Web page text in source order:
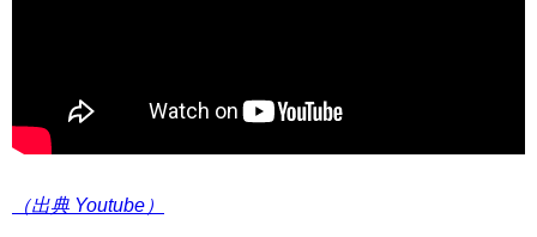
（出典 Youtube）